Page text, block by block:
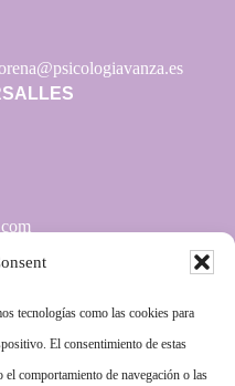
tecnologías como las cookies para
El consentimiento de estas
comportamiento de navegación o las